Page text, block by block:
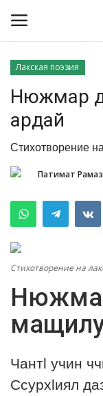
Контакты
О портале
Помочь порталу
Наша Команда
Время намаза
Интервью
Наставление
Обучение
Лакская поэзия
Нюжмар
ардай
Стихотворение
Патимат
Стихотворение на
Чантl учин
Ссурхlиял